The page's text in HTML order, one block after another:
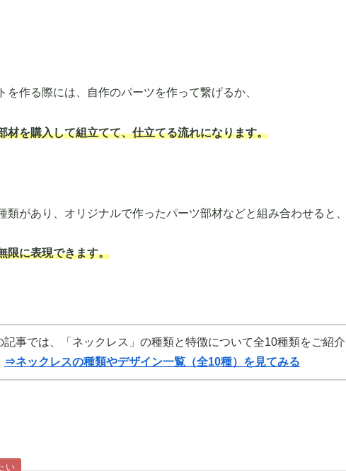
を作る際には、自作のパーツを作って繋げるか、
材を購入して組立てて、仕立てる流れになります。
類があり、オリジナルで作ったパーツ部材などと組み合わせると
限に表現できます。
記事では、「ネックレス」の種類と特徴について全10種類をご紹
⇒ネックレスの種類やデザイン一覧（全10種）を見てみる